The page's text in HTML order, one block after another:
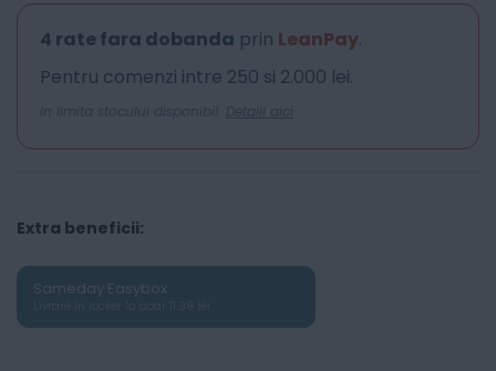
4 rate fara dobanda prin LeanPay.
Pentru comenzi intre 250 si 2.000 lei.
In limita stocului disponibil. Detalii aici
Extra beneficii:
Sameday Easybox